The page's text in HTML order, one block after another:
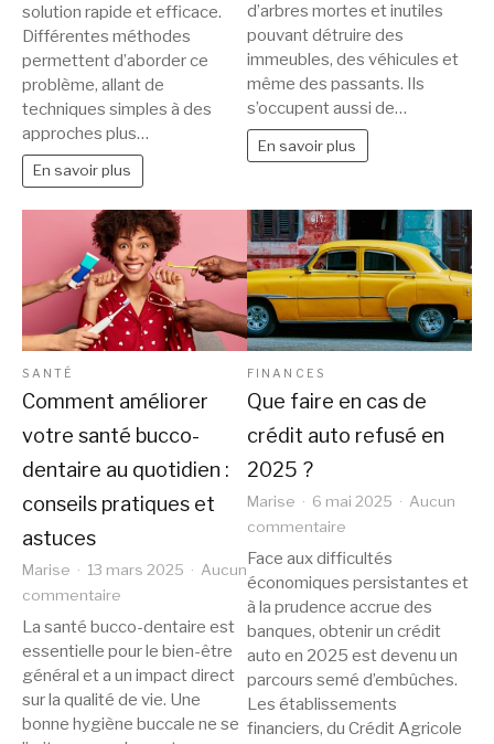
la
clé
à
l’intérieur
:
astuces
pratiques
solution rapide et efficace.
Différentes méthodes
permettent d’aborder ce
problème, allant de
techniques simples à des
approches plus…
En savoir plus
expansion
d’arbres mortes et inutiles
pouvant détruire des
immeubles, des véhicules et
même des passants. Ils
s’occupent aussi de…
En savoir plus
SANTÉ
Comment améliorer
votre santé bucco-
dentaire au quotidien :
conseils pratiques et
astuces
Marise 13 mars 2025
Aucun
commentaire
Comment
améliorer
votre
santé
bucco-
La santé bucco-dentaire est
essentielle pour le bien-être
général et a un impact direct
sur la qualité de vie. Une
bonne hygiène buccale ne se
FINANCES
Que faire en cas de
crédit auto refusé en
2025 ?
Marise 6 mai 2025
Aucun
commentaire
Que
faire
en
cas
de
crédit
auto
refusé
Face aux difficultés
économiques persistantes et
à la prudence accrue des
banques, obtenir un crédit
auto en 2025 est devenu un
parcours semé d’embûches.
Les établissements
financiers, du Crédit Agricole